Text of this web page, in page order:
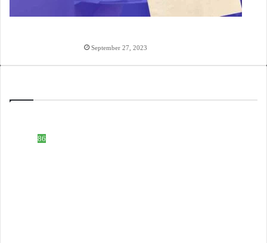
September 27, 2023
86